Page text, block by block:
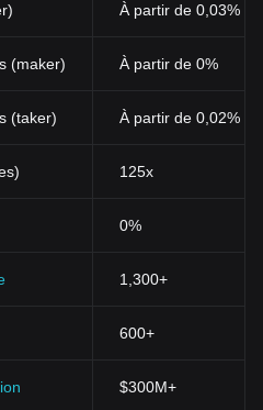
À partir de 0,03%
(maker) À partir de 0%
(taker) À partir de 0,02%
125x
0%
1,300+
600+
$300M+